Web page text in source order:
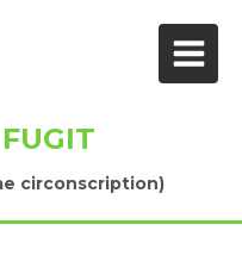
circonscription)